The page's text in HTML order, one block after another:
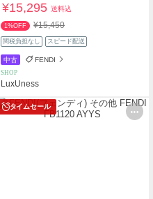
¥15,295送料込
1%OFF ¥15,450
関税負担なし スピード配送
中古 FENDI
SHOP
LuxUness
タイムセール